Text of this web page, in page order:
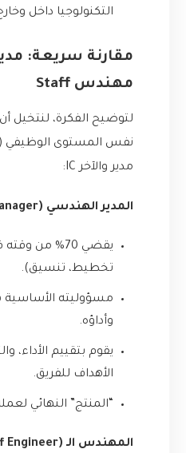
التكنولوجيا داخل
مقارنة سريعة:
مهندس Staff
لتوضيح الفكرة، لنتخيل
مدير والآخر IC:
المدير الهندسي (Engineering Manager):
تخطيط، تنسيق).
مسؤوليته
وأداؤه.
يقوم بتقييم الأداء،
الأهداف للفريق.
“المنتج” النهائي
المهندس الـ Staff (Staff Engineer):